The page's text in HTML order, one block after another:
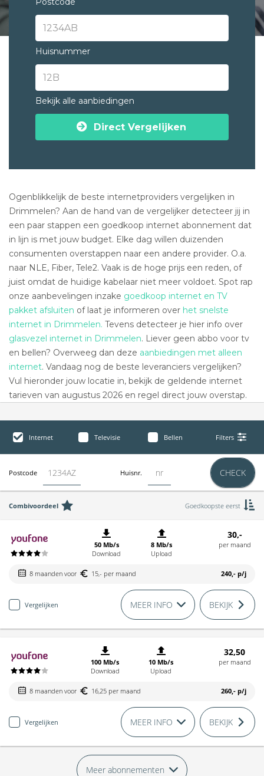
Huisnummer
Bekijk alle aanbiedingen
Direct Vergelijken
Ogenblikkelijk de beste internetproviders vergelijken in
Drimmelen? Aan de hand van de vergelijker detecteer jij in
een paar stappen een goedkoop internet abonnement dat
in lijn is met jouw budget. Elke dag willen duizenden
consumenten overstappen naar een andere provider. O.a.
naar NLE, Fiber, Tele2. Vaak is de hoge prijs een reden, of
juist omdat de huidige kabelaar niet meer voldoet. Spot rap
onze aanbevelingen inzake goedkoop internet en TV
pakket afsluiten of laat je informeren over het snelste
internet in Drimmelen. Tevens detecteer je hier info over
glasvezel internet in Drimmelen. Liever geen abbo voor tv
en bellen? Overweeg dan deze aanbiedingen met alleen
internet. Vandaag nog de beste leveranciers vergelijken?
Vul hieronder jouw locatie in, bekijk de geldende internet
tarieven van augustus 2026 en regel direct jouw overstap.
Internet Televisie Bellen Filters
Postcode Huisnr. CHECK
Combivoordeel Goedkoopste eerst
50 Mb/s
Download
8 Mb/s
Upload
30,-
per maand
8 maanden voor 15,- per maand 240,- p/j
Vergelijken MEER INFO BEKIJK
100 Mb/s
Download
10 Mb/s
Upload
32,50
per maand
8 maanden voor 16,25 per maand 260,- p/j
Vergelijken MEER INFO BEKIJK
Meer abonnementen